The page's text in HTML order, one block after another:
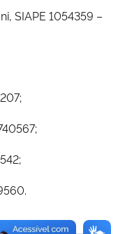
SIAPE 1054359 –